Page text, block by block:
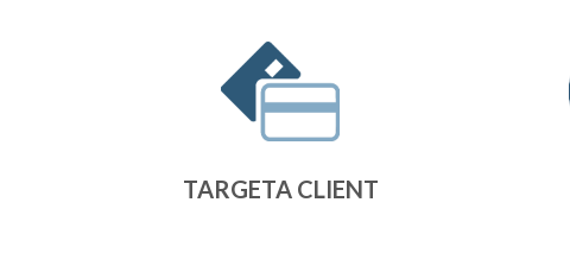
TARGETA CLIENT